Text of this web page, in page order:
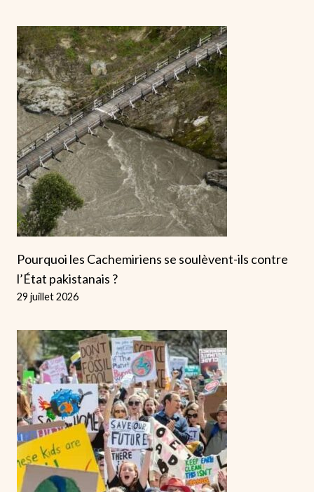
Pourquoi les Cachemiriens se soulèvent-ils contre
l’État pakistanais ?
29 juillet 2026